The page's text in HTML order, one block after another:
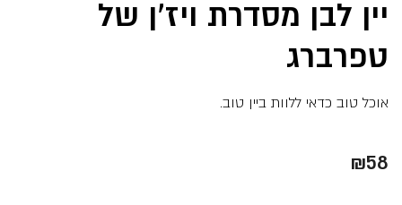
יין לבן מסדרת ויז’ן של
טפרברג
אוכל טוב כדאי ללוות ביין טוב.
₪58